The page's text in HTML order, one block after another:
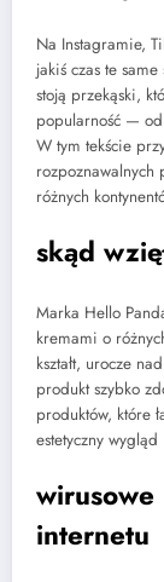
Na Instagramie,
jakiś czas te
stoją przekąski,
popularność — od
W tym tekście
rozpoznawalnych
różnych
skąd
Marka Hello
kremami o
kształt, urocze
produkt szybko
produktów, które
estetyczny
wirusowe
internetu